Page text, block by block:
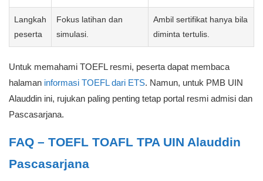
Langkah
peserta
Fokus latihan dan
simulasi.
Ambil sertifikat hanya bila
diminta tertulis.
Untuk memahami TOEFL resmi, peserta dapat membaca
halaman informasi TOEFL dari ETS. Namun, untuk PMB UIN
Alauddin ini, rujukan paling penting tetap portal resmi admisi dan
Pascasarjana.
FAQ – TOEFL TOAFL TPA UIN Alauddin
Pascasarjana